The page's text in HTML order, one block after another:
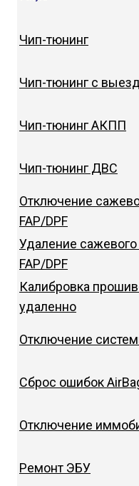
Чип-тюнинг
Чип-тюнинг с
Чип-тюнинг АКПП
Чип-тюнинг ДВС
Отключение
FAP/DPF
Удаление сажевого
FAP/DPF
Калибровка
удаленно
Отключение
Сброс ошибок
Отключение
Ремонт ЭБУ